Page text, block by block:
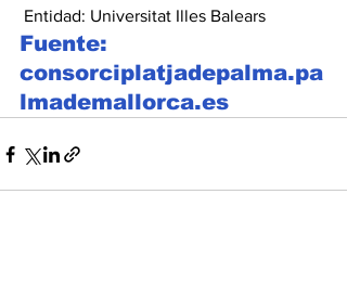
Entidad: Universitat Illes Balears
Fuente:
consorciplatjadepalma.pa
lmademallorca.es